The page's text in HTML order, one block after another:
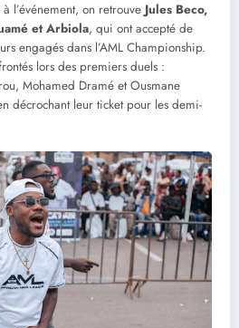
l’événement, on retrouve Jules Beco,
et Arbiola, qui ont accepté de
engagés dans l’AML Championship.
lors des premiers duels :
Mohamed Dramé et Ousmane
décrochant leur ticket pour les demi-